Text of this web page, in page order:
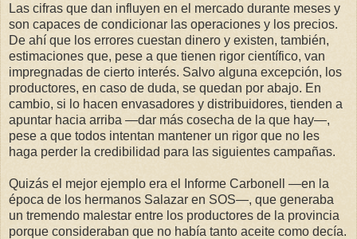
Las cifras que dan influyen en el mercado durante meses y
son capaces de condicionar las operaciones y los precios.
De ahí que los errores cuestan dinero y existen, también,
estimaciones que, pese a que tienen rigor científico, van
impregnadas de cierto interés. Salvo alguna excepción, los
productores, en caso de duda, se quedan por abajo. En
cambio, si lo hacen envasadores y distribuidores, tienden a
apuntar hacia arriba —dar más cosecha de la que hay—,
pese a que todos intentan mantener un rigor que no les
haga perder la credibilidad para las siguientes campañas.
Quizás el mejor ejemplo era el Informe Carbonell —en la
época de los hermanos Salazar en SOS—, que generaba
un tremendo malestar entre los productores de la provincia
porque consideraban que no había tanto aceite como decía.